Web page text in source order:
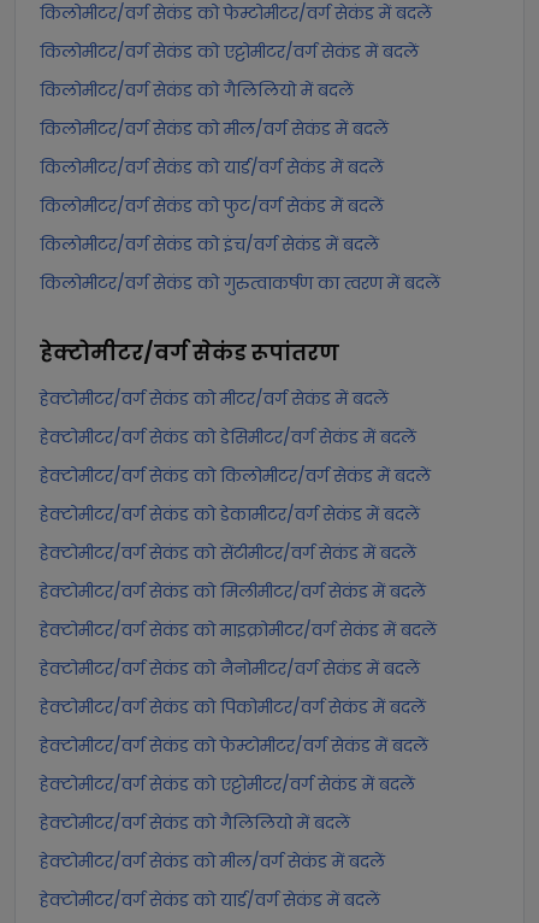
किलोमीटर/वर्ग सेकंड को फेम्टोमीटर/वर्ग सेकंड में बदलें
किलोमीटर/वर्ग सेकंड को एट्टोमीटर/वर्ग सेकंड में बदलें
किलोमीटर/वर्ग सेकंड को गैलिलियो में बदलें
किलोमीटर/वर्ग सेकंड को मील/वर्ग सेकंड में बदलें
किलोमीटर/वर्ग सेकंड को यार्ड/वर्ग सेकंड में बदलें
किलोमीटर/वर्ग सेकंड को फुट/वर्ग सेकंड में बदलें
किलोमीटर/वर्ग सेकंड को इंच/वर्ग सेकंड में बदलें
किलोमीटर/वर्ग सेकंड को गुरुत्वाकर्षण का त्वरण में बदलें
हेक्टोमीटर/वर्ग सेकंडरूपांतरण
हेक्टोमीटर/वर्ग सेकंड को मीटर/वर्ग सेकंड में बदलें
हेक्टोमीटर/वर्ग सेकंड को डेसिमीटर/वर्ग सेकंड में बदलें
हेक्टोमीटर/वर्ग सेकंड को किलोमीटर/वर्ग सेकंड में बदलें
हेक्टोमीटर/वर्ग सेकंड को डेकामीटर/वर्ग सेकंड में बदलें
हेक्टोमीटर/वर्ग सेकंड को सेंटीमीटर/वर्ग सेकंड में बदलें
हेक्टोमीटर/वर्ग सेकंड को मिलीमीटर/वर्ग सेकंड में बदलें
हेक्टोमीटर/वर्ग सेकंड को माइक्रोमीटर/वर्ग सेकंड में बदलें
हेक्टोमीटर/वर्ग सेकंड को नैनोमीटर/वर्ग सेकंड में बदलें
हेक्टोमीटर/वर्ग सेकंड को पिकोमीटर/वर्ग सेकंड में बदलें
हेक्टोमीटर/वर्ग सेकंड को फेम्टोमीटर/वर्ग सेकंड में बदलें
हेक्टोमीटर/वर्ग सेकंड को एट्टोमीटर/वर्ग सेकंड में बदलें
हेक्टोमीटर/वर्ग सेकंड को गैलिलियो में बदलें
हेक्टोमीटर/वर्ग सेकंड को मील/वर्ग सेकंड में बदलें
हेक्टोमीटर/वर्ग सेकंड को यार्ड/वर्ग सेकंड में बदलें